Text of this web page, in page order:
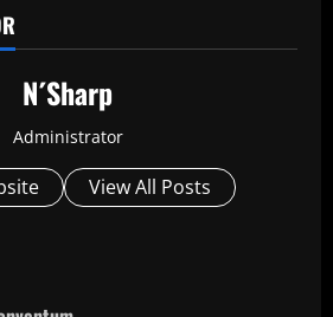
N´Sharp
Administrator
View All Posts